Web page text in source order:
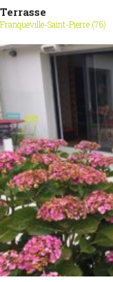
Terrasse
Franqueville-Saint-Pierre (76)